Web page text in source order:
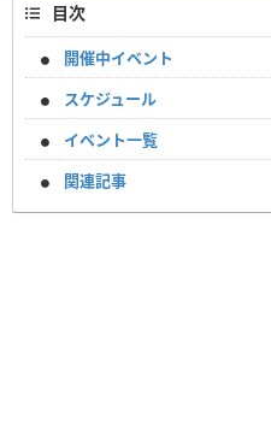
目次
開催中イベント
スケジュール
イベント一覧
関連記事